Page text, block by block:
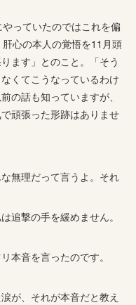
っていたのではこれを偏
心の本人の覚悟を11月頭
ます」とのこと。「そう
くてこうなっているわけ
の話も知っていますが、
頑張った形跡はありませ
無理だって言うよ。それ
追撃の手を緩めません。
本音を言ったのです。
が、それが本音だと教え